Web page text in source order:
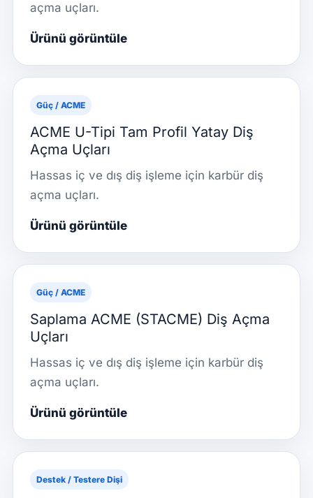
açma uçları.
Ürünü görüntüle
Güç / ACME
ACME U-Tipi Tam Profil Yatay Diş
Açma Uçları
Hassas iç ve dış diş işleme için karbür diş
açma uçları.
Ürünü görüntüle
Güç / ACME
Saplama ACME (STACME) Diş Açma
Uçları
Hassas iç ve dış diş işleme için karbür diş
açma uçları.
Ürünü görüntüle
Destek / Testere Dişi